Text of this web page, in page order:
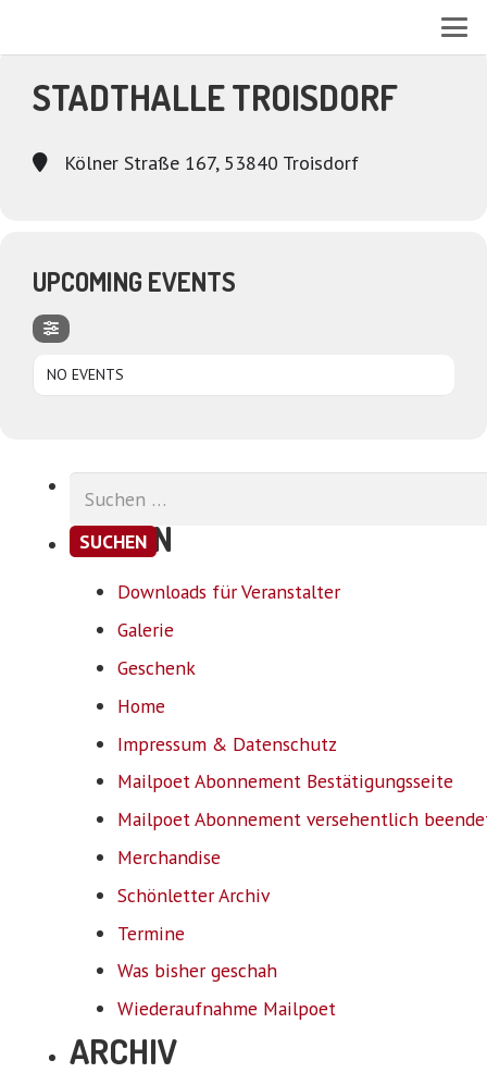
STADTHALLE TROISDORF
Kölner Straße 167, 53840 Troisdorf
UPCOMING EVENTS
NO EVENTS
nach:
SEITEN
Downloads für Veranstalter
Galerie
Geschenk
Home
Impressum & Datenschutz
Mailpoet Abonnement Bestätigungsseite
Mailpoet Abonnement versehentlich
Merchandise
Schönletter Archiv
Termine
Was bisher geschah
Wiederaufnahme Mailpoet
ARCHIV